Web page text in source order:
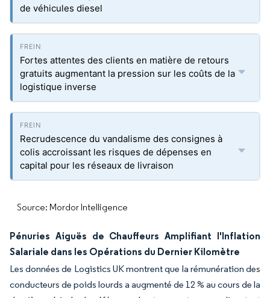
de véhicules diesel
Fortes attentes des clients en matière de retours
gratuits augmentant la pression sur les coûts de la
logistique inverse
Recrudescence du vandalisme des consignes à
colis accroissant les risques de dépenses en
capital pour les réseaux de livraison
Source: Mordor Intelligence
Pénuries Aiguës de Chauffeurs Amplifiant l'Inflation
Salariale dans les Opérations du Dernier Kilomètre
Les données de Logistics UK montrent que la rémunération des
conducteurs de poids lourds a augmenté de 12 % au cours de la